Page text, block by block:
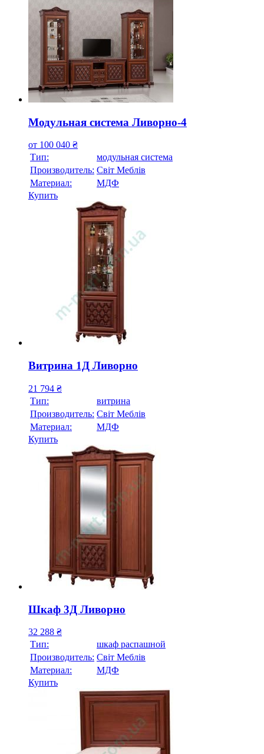
Модульная система Ливорно-4
от 100 040 ₴
Тип:
модульная система
Производитель: Свiт Меблiв
Материал:
МДФ
Купить
Витрина 1Д Ливорно
21 794 ₴
Тип:
витрина
Производитель: Свiт Меблiв
Материал:
МДФ
Купить
Шкаф 3Д Ливорно
32 288 ₴
Тип:
шкаф распашной
Производитель: Свiт Меблiв
Материал:
МДФ
Купить